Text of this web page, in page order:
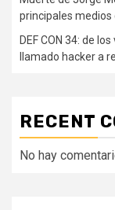
principales medios
DEF CON 34: de
llamado hacker a
RECENT
No hay